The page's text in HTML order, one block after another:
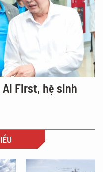
First, hệ sinh